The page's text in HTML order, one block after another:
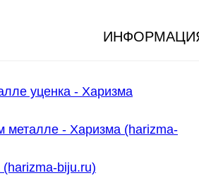
уценка - Харизма
металле - Харизма (harizma-
biju.ru)